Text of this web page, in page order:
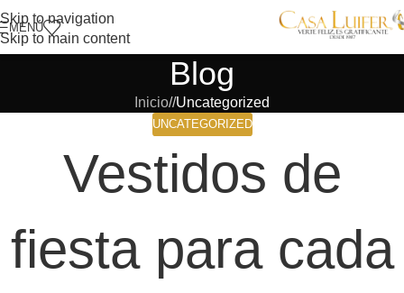
Skip to navigation
Skip to main content
MENÚ
Blog
Inicio/ Uncategorized
UNCATEGORIZED
Vestidos de
fiesta para cada